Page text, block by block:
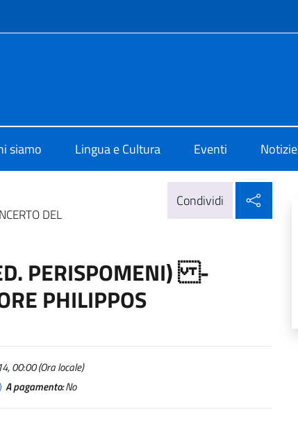
siamo Lingua e Cultura Eventi Notizie
DEL
Condividi
PERISPOMENI) -
PHILIPPOS
00:00 (Ora locale)
A pagamento:No